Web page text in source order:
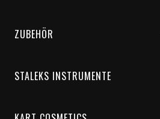
ZUBEHÖR
STALEKS INSTRUMENTE